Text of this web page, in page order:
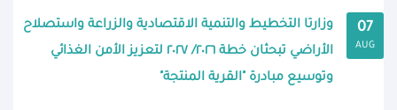
07
AUG
وزارتا التخطيط والتنمية الاقتصادية والزراعة واستصلاح
الأراضي تبحثان خطة ٢٠٢٦/ ٢٠٢٧ لتعزيز الأمن الغذائي
وتوسيع مبادرة "القرية المنتجة"